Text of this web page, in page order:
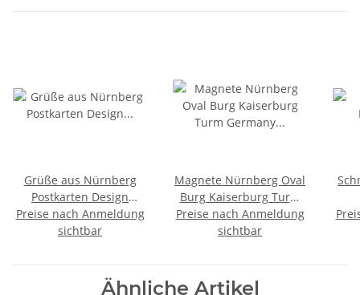
Grüße aus Nürnberg
Postkarten Design
Magnet Fotomagnet
Kühlschrank Fotodruck
Preise nach Anmeldung
sichtbar
Magnete Nürnberg Oval
Burg Kaiserburg Turm
Germany Deutschland
Franken Bayern
Preise nach Anmeldung
sichtbar
Ähnliche Artikel